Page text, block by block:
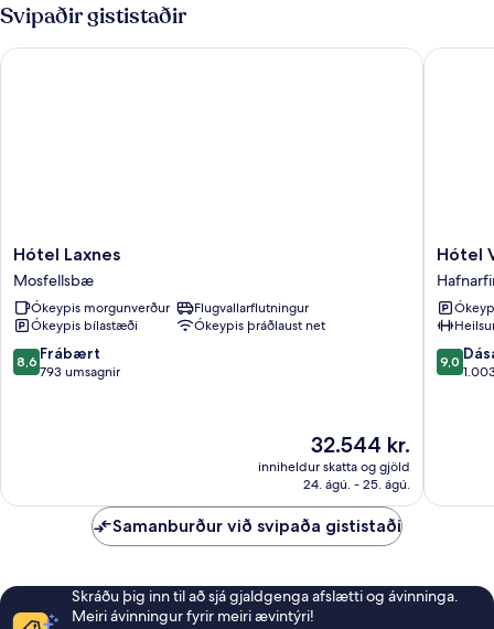
Svipaðir gististaðir
Hótel
Laxnes
Mosfellsbæ
Hótel Laxnes
Mosfellsbæ
Ókeypis morgunverður
Flugvallarflutningur
Ókeypis bílastæði
Ókeypis þráðlaust net
8.6
af
8,6 Frábært
793 umsagnir
Verðið
32.544 kr.
32.544 kr.
inniheldur skatta og gjöld
24. ágú. - 25. ágú.
Hótel Laxnes
Hótel
Vellir
Hótel
9.0
af
9,0
Hótel
Samanburður við svipaða gististaði
Skráðu þig inn til að sjá gjaldgenga afslætti og ávinninga.
Meiri ávinningur fyrir meiri ævintýri!